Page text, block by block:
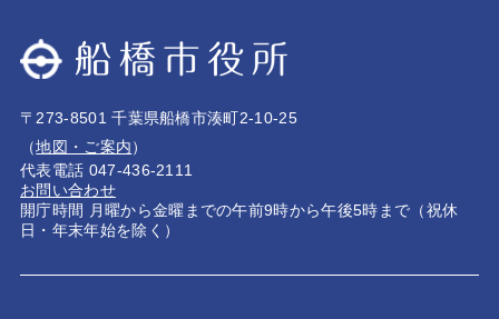
〒273-8501 千葉県船橋市湊町2-10-25
（地図・ご案内）
代表電話 047-436-2111
お問い合わせ
開庁時間 月曜から金曜までの午前9時から午後5時まで（祝休
日・年末年始を除く）